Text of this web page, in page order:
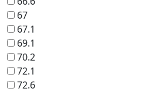
67
67.1
69.1
70.2
72.1
72.6